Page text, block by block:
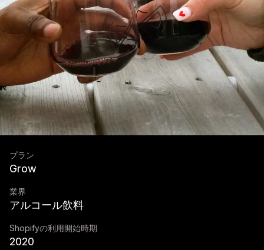
プラン
Grow
業界
アルコール飲料
Shopifyの利用開始時期
2020